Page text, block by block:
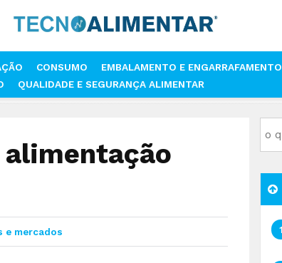
CONSUMO
EMBALAMENTO E ENGARRAFAMENTO
QUALIDADE E SEGURANÇA ALIMENTAR
INFANTIL RESPONSÁVEL
alimentação
e mercados